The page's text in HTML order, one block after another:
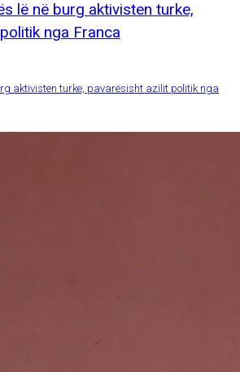
aktivisten turke, pavarësisht azilit politik nga